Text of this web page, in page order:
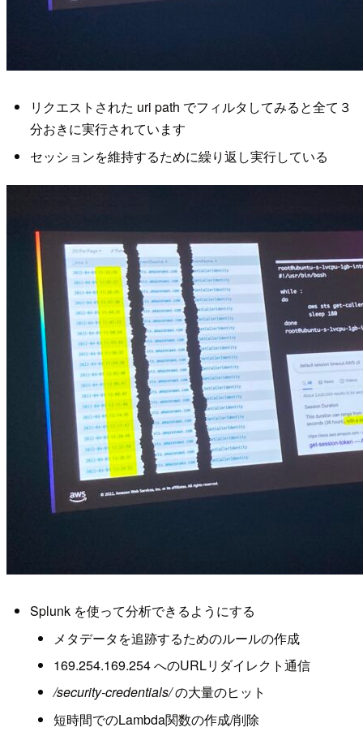
リクエストされた uri path でフィルタしてみると全て３
分おきに実行されています
セッションを維持するために繰り返し実行している
Splunk を使って分析できるようにする
メタデータを追跡するためのルールの作成
169.254.169.254 へのURLリダイレクト通信
/security-credentials/の大量のヒット
短時間でのLambda関数の作成/削除